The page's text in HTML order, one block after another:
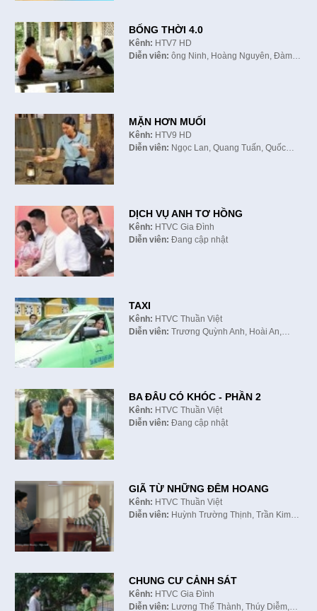
BỐNG THỜI 4.0
Kênh: HTV7 HD
Diễn viên: ông Ninh, Hoàng Nguyên, Đàm…
MẶN HƠN MUỐI
Kênh: HTV9 HD
Diễn viên: Ngọc Lan, Quang Tuấn, Quốc…
DỊCH VỤ ANH TƠ HỒNG
Kênh: HTVC Gia Đình
Diễn viên: Đang cập nhật
TAXI
Kênh: HTVC Thuần Việt
Diễn viên: Trương Quỳnh Anh, Hoài An,…
BA ĐÂU CÓ KHÓC - PHẦN 2
Kênh: HTVC Thuần Việt
Diễn viên: Đang cập nhật
GIÃ TỪ NHỮNG ĐÊM HOANG
Kênh: HTVC Thuần Việt
Diễn viên: Huỳnh Trường Thịnh, Trần Kim…
CHUNG CƯ CẢNH SÁT
Kênh: HTVC Gia Đình
Diễn viên: Lương Thế Thành, Thúy Diễm,…